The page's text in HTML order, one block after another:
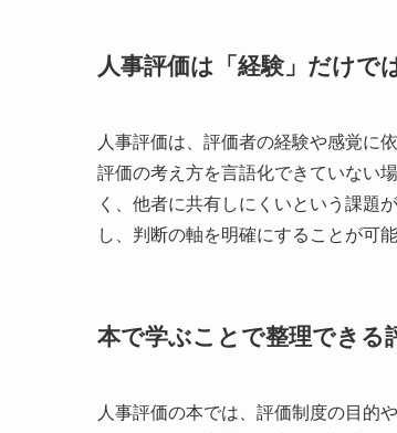
人事評価は「経験」だけで
人事評価は、評価者の経験や感覚に
評価の考え方を言語化できていない
く、他者に共有しにくいという課題
し、判断の軸を明確にすることが可
本で学ぶことで整理できる
人事評価の本では、評価制度の目的